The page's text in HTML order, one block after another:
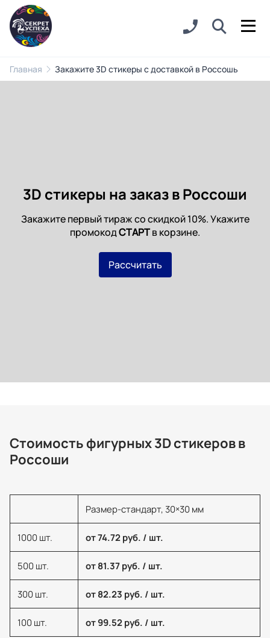
Главная Закажите 3D стикеры с доставкой в Россошь
3D стикеры на заказ в Россоши
Закажите первый тираж со скидкой 10%. Укажите
промокодСТАРТв корзине.
Рассчитать
Стоимость фигурных 3D стикеров в
Россоши
Размер-стандарт, 30×30 мм
1000 шт. от 74.72 руб. / шт.
500 шт. от 81.37 руб. / шт.
300 шт. от 82.23 руб. / шт.
100 шт. от 99.52 руб. / шт.